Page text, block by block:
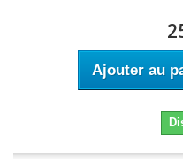
Ajouter au